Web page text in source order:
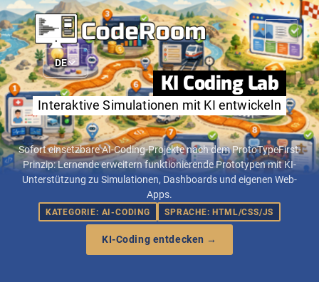
☰
DE
KI Coding Lab
Interaktive Simulationen mit KI entwickeln
Sofort einsetzbare AI-Coding-Projekte nach dem ProtoTypeFirst-
Prinzip: Lernende erweitern funktionierende Prototypen mit KI-
Unterstützung zu Simulationen, Dashboards und eigenen Web-
Apps.
KATEGORIE: AI-CODING SPRACHE: HTML/CSS/JS
KI-Coding entdecken →